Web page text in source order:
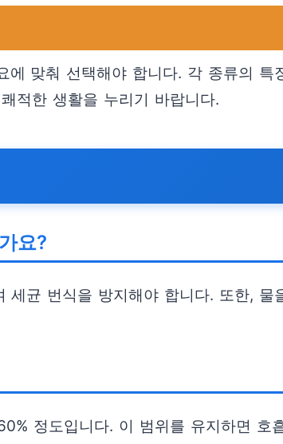
에 맞춰 선택해야 합니다. 각 종류의
적한 생활을 누리기 바랍니다.
요?
세균 번식을 방지해야 합니다. 또한,
정도입니다. 이 범위를 유지하면 호